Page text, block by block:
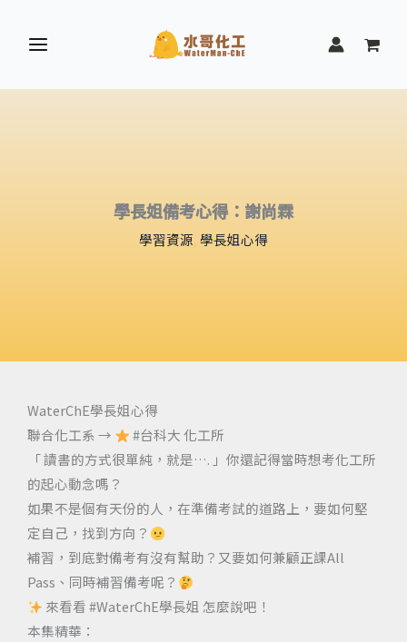
要
學長姐備考心得：謝尚霖
學習資源,學長姐心得
WaterChE學長姐心得
聯合化工系 →
#台科大 化工所
「 讀書的方式很單純，就是…. 」你還記得當時想考化工所
的起心動念嗎？
如果不是個有天份的人，在準備考試的道路上，要如何堅
定自己，找到方向？
補習，到底對備考有沒有幫助？又要如何兼顧正課All
Pass、同時補習備考呢？
來看看 #WaterChE學長姐 怎麼說吧！
本集精華：